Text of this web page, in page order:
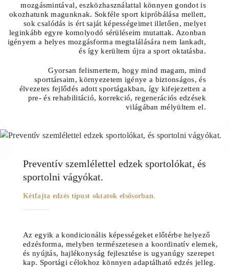
mozgásmintával, eszközhasználattal könnyen gondot is
okozhatunk magunknak. Sokféle sport kipróbálása mellett,
sok csalódás is ért saját képességeimet illetően, melyet
leginkább egyre komolyodó sérüléseim mutattak. Azonban
igényem a helyes mozgásforma megtalálására nem lankadt,
és így kerültem újra a sport oktatásba.
Gyorsan felismertem, hogy mind magam, mind
sporttársaim, környezetem igénye a biztonságos, és
élvezetes fejlődés adott sportágakban, így kifejezetten a
pre- és rehabilitáció, korrekció, regenerációs edzések
világában mélyültem el.
03
Preventív szemlélettel edzek sportolókat, és
sportolni vágyókat.
Kétfajta edzés típust oktatok elsősorban.
Az egyik a kondicionális képességeket előtérbe helyező
edzésforma, melyben természetesen a koordinatív elemek,
és nyújtás, hajlékonyság fejlesztése is ugyanúgy szerepet
kap. Sportági célokhoz könnyen adaptálható edzés jelleg.